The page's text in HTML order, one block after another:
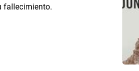
fallecimiento.